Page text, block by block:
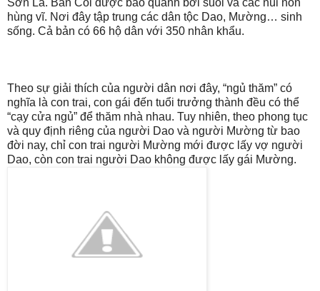
Sơn La. Bản Cỏi được bao quanh bởi suối và các núi non
hùng vĩ. Nơi đây tập trung các dân tộc Dao, Mường… sinh
sống. Cả bản có 66 hộ dân với 350 nhân khẩu.
Theo sự giải thích của người dân nơi đây, “ngủ thăm” có
nghĩa là con trai, con gái đến tuổi trưởng thành đều có thể
“cạy cửa ngủ” để thăm nhà nhau. Tuy nhiên, theo phong tục
và quy định riêng của người Dao và người Mường từ bao
đời nay, chỉ con trai người Mường mới được lấy vợ người
Dao, còn con trai người Dao không được lấy gái Mường.